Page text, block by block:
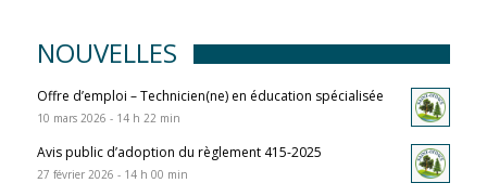
NOUVELLES
Offre d’emploi – Technicien(ne) en éducation spécialisée
10 mars 2026 - 14 h 22 min
Avis public d’adoption du règlement 415-2025
27 février 2026 - 14 h 00 min